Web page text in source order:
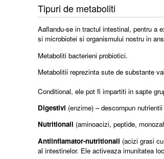
Tipuri de metaboliti
Aaflandu-se in tractul intestinal, pentru a
si microbiotei si organismului nostru in
Metaboliti bacterieni probiotici.
Metabolitii reprezinta sute de substante
Conditional, ele pot fi impartiti in sapte
Digestivi (enzime) – descompun
Nutritionali (aminoacizi, peptide,
Antiinflamator-nutritionali (acizi grasi
al intestinelor. Ele activeaza imunitatea